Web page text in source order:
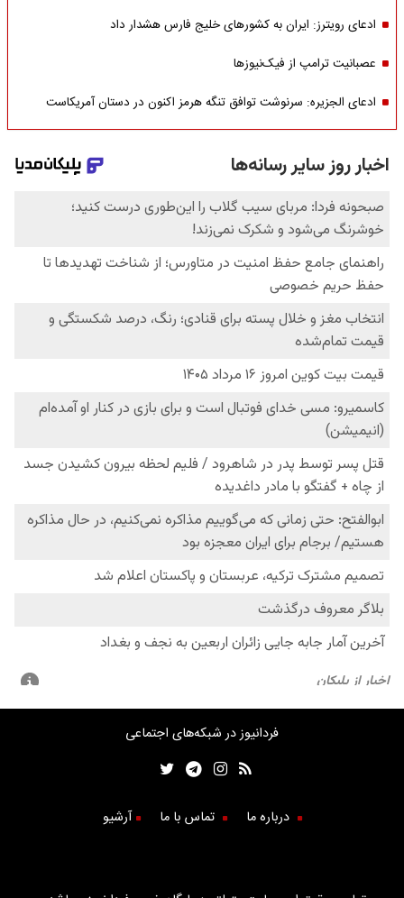
ادعای رویترز: ایران به کشورهای خلیج فارس هشدار داد
عصبانیت ترامپ از فیک‌نیوزها
ادعای الجزیره: سرنوشت توافق تنگه هرمز اکنون در دستان آمریکاست
فردانیوز در شبکه‌های اجتماعی
درباره ما تماس با ما آرشیو